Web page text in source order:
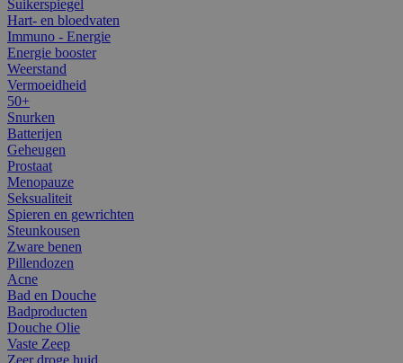
Suikerspiegel
Hart- en bloedvaten
Immuno - Energie
Energie booster
Weerstand
Vermoeidheid
50+
Snurken
Batterijen
Geheugen
Prostaat
Menopauze
Seksualiteit
Spieren en gewrichten
Steunkousen
Zware benen
Pillendozen
Acne
Bad en Douche
Badproducten
Douche Olie
Vaste Zeep
Zeer droge huid